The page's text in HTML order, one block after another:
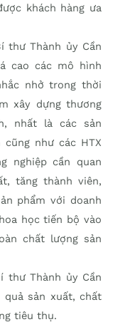
khách hàng ưa
thư Thành ủy Cần
cao các mô hình
nhở trong thời
xây dựng thương
nhất là các sản
cũng như các HTX
nghiệp cần quan
tăng thành viên,
phẩm với doanh
học tiến bộ vào
chất lượng sản
thư Thành ủy Cần
sản xuất, chất
tiêu thụ.